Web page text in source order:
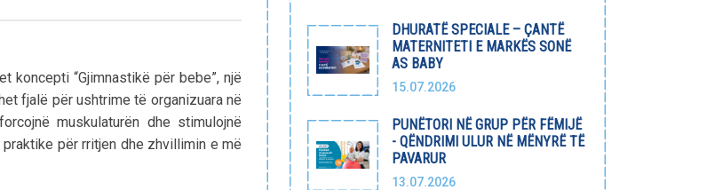
DHURATË SPECIALE – ÇANTË
MATERNITETI E MARKËS SONË
AS BABY
15.07.2026
PUNËTORI NË GRUP PËR FËMIJË
- QËNDRIMI ULUR NË MËNYRË TË
PAVARUR
13.07.2026
koncepti “Gjimnastikë për bebe”, një
fjalë për ushtrime të organizuara në
muskulaturën dhe stimulojnë
për rritjen dhe zhvillimin e më